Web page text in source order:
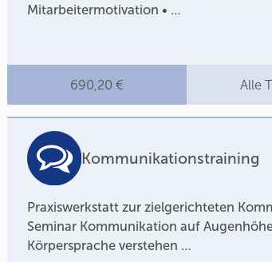
Mitarbeitermotivation • …
690,20 € Alle
Kommunikationstraining
Praxiswerkstatt zur zielgerichteten
Seminar Kommunikation auf
Körpersprache verstehen …